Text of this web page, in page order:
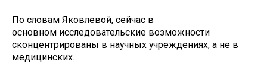
По словам Яковлевой, сейчас в
основном исследовательские возможности
сконцентрированы в научных учреждениях, а не в
медицинских.